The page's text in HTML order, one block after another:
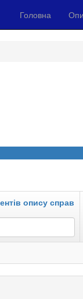
Головна
опису справ